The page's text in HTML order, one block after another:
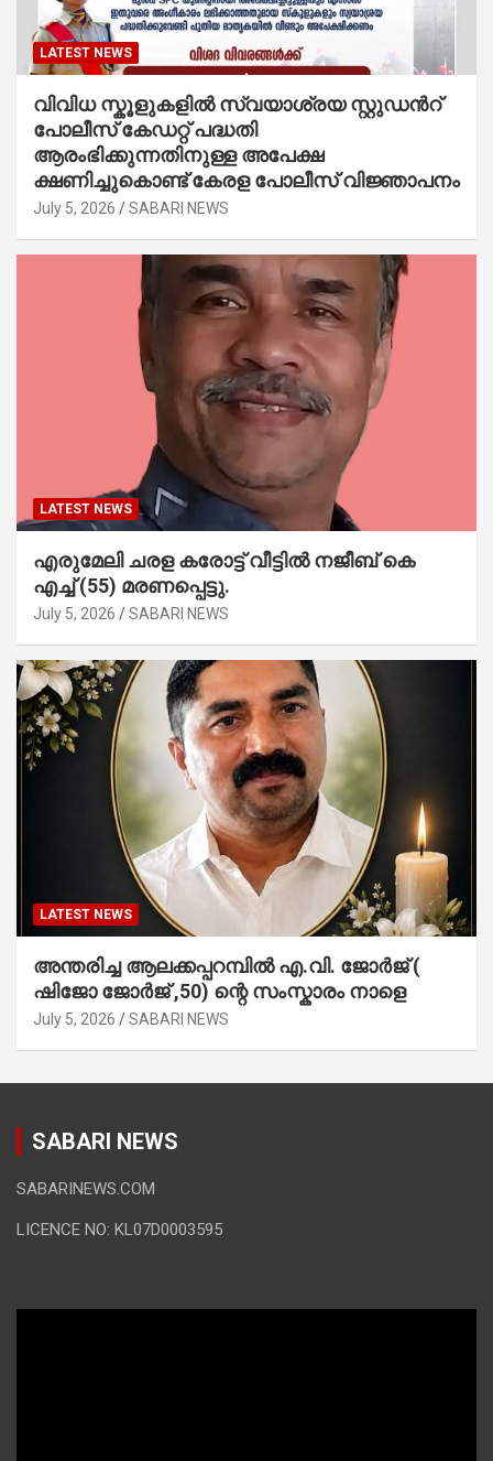
LATEST NEWS
വിവിധ സ്കൂളുകളില്‍ സ്വയാശ്രയ സ്റ്റുഡന്‍റ്
പോലീസ് കേഡറ്റ് പദ്ധതി
ആരംഭിക്കുന്നതിനുള്ള അപേക്ഷ
ക്ഷണിച്ചുകൊണ്ട് കേരള പോലീസ് വിജ്ഞാപനം
July 5, 2026 SABARI NEWS
LATEST NEWS
എരുമേലി ചരള കരോട്ട് വീട്ടിൽ നജീബ് കെ
എച്ച് (55) മരണപ്പെട്ടു.
July 5, 2026 SABARI NEWS
LATEST NEWS
അന്തരിച്ച ആ​ല​ക്ക​പ്പ​റമ്പിൽ​ എ.​വി. ജോ​ർ​ജ് (
ഷിജോ ജോർജ് ,50) ന്റെ സംസ്കാരം നാളെ
July 5, 2026 SABARI NEWS
SABARI NEWS
SABARINEWS.COM
LICENCE NO: KL07D0003595